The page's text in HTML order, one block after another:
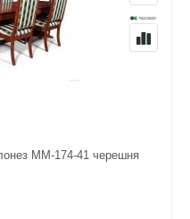
ММ-174-41 черешня